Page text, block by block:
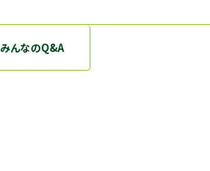
みんなのQ&A